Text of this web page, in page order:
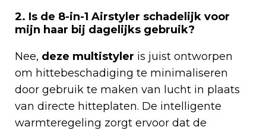
2. Is de 8-in-1 Airstyler schadelijk voor
mijn haar bij dagelijks gebruik?
Nee, deze multistyler is juist ontworpen
om hittebeschadiging te minimaliseren
door gebruik te maken van lucht in plaats
van directe hitteplaten. De intelligente
warmteregeling zorgt ervoor dat de